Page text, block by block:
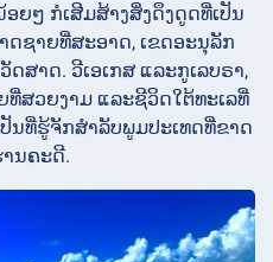
ຍໆ ກໍເສີມສ້າງສິ່ງດຶງດູດທີ່ເປັນ
ດຊາຍທີ່ສະອາດ, ເຂດອະນຸລັກ
ສາດ. ວີເອເກສ ແລະກູເລບຣາ,
ສວຍງາມ ແລະຊີວິດໃຕ້ທະເລທີ່
ນທີ່ຮູ້ຈັກສຳລັບພູມປະເທດທີ່ຂາດ
ນຄະດີ.